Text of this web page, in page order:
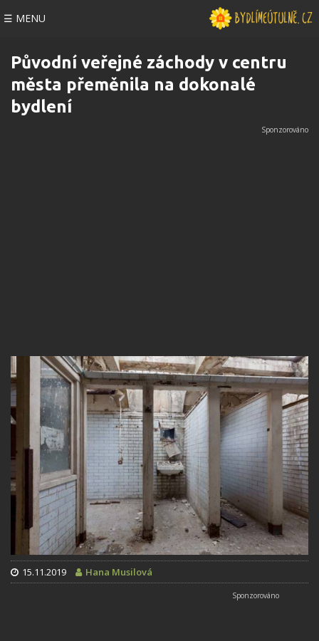
☰ MENU
Původní veřejné záchody v centru
města přeměnila na dokonalé
bydlení
15.11.2019 Hana Musilová